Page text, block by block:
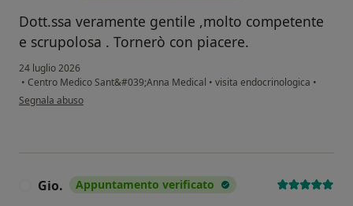
Dott.ssa veramente gentile ,molto competente
e scrupolosa . Tornerò con piacere.
24 luglio 2026
• Centro Medico Sant&#039;Anna Medical • visita endocrinologica •
secondo l'opinione dell'utente Anna
Segnala abuso
Gio. Appuntamento verificato